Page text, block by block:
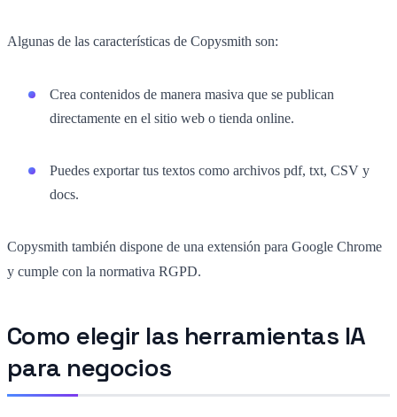
Algunas de las características de Copysmith son:
Crea contenidos de manera masiva que se publican
directamente en el sitio web o tienda online.
Puedes exportar tus textos como archivos pdf, txt, CSV y
docs.
Copysmith también dispone de una extensión para Google Chrome
y cumple con la normativa RGPD.
Como elegir las herramientas IA
para negocios